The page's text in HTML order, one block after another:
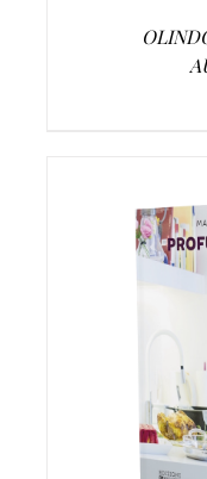
AGGIUNGI